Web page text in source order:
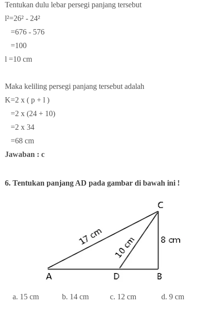
Tentukan dulu lebar persegi panjang tersebut
l²=26² - 24²
=676 - 576
=100
l =10 cm
Maka keliling persegi panjang tersebut adalah
K=2 x ( p + l )
=2 x (24 + 10)
=2 x 34
=68 cm
Jawaban : c
6. Tentukan panjang AD pada gambar di bawah ini !
a. 15 cm b. 14 cm c. 12 cm d. 9 cm